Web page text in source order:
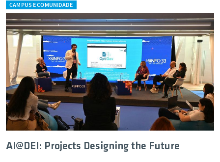
CAMPUS E COMUNIDADE
AI@DEI: Projects Designing the Future